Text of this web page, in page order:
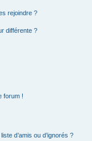
rejoindre ?
différente ?
forum !
d’amis ou d’ignorés ?